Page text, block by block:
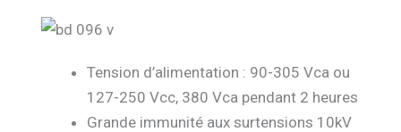
Tension d’alimentation : 90-305 Vca ou
127-250 Vcc, 380 Vca pendant 2 heures
Grande immunité aux surtensions 10kV